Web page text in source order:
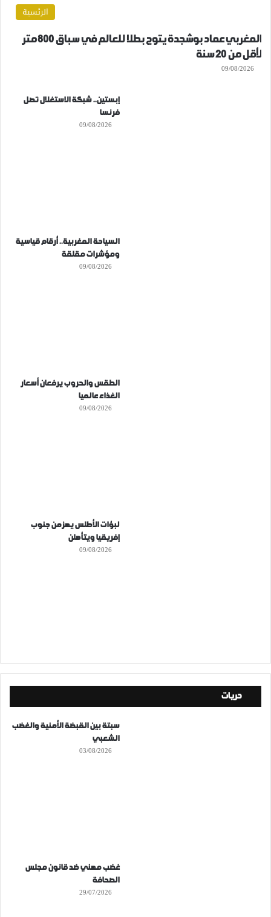
الرئسية
المغربي عماد بوشجدة يتوج بطلا للعالم في سباق 800 متر
لأقل من 20 سنة
09/08/2026
إبستين.. شبكة الاستغلال تصل
فرنسا
09/08/2026
السياحة المغربية.. أرقام قياسية
ومؤشرات مقلقة
09/08/2026
الطقس والحروب يرفعان أسعار
الغذاء عالميا
09/08/2026
لبؤات الأطلس يهزمن جنوب
إفريقيا ويتأهلن
09/08/2026
حريات
سبتة بين القبضة الأمنية والغضب
الشعبي
03/08/2026
غضب مهني ضد قانون مجلس
الصحافة
29/07/2026